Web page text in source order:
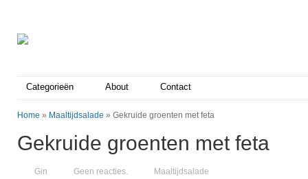
Categorieën About Contact
Home » Maaltijdsalade » Gekruide groenten met feta
Gekruide groenten met feta
Gin Geen reacties. Maaltijdsalade